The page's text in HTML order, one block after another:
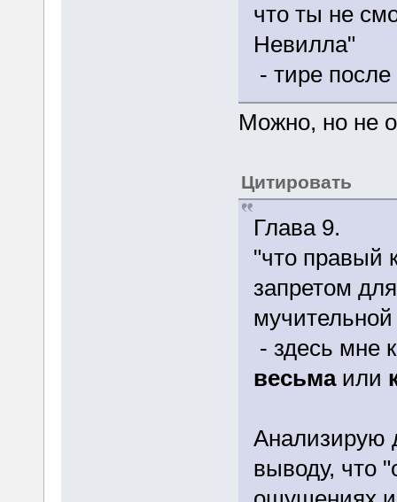
что ты не
Невилла"
- тире после
Можно, но не
Цитировать
Глава 9.
"что правый
запретом
- здесь мне
весьмаили
Анализирую
выводу, что